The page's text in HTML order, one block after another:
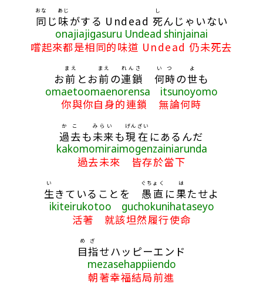
同
おな
じ 味
あじ
がする Undead 死
し
んじゃいない
onajiajigasuru Undead shinjainai
嚐起來都是相同的味道 Undead 仍未死去
お前
まえ
とお前
まえ
の連鎖
れんさ
何時
いつ
の世
よ
も
omaetoomaenorensa itsunoyomo
你與你自身的連鎖 無論何時
過去
かこ
も未来
みらい
も現在
げんざい
にあるんだ
kakomomiraimogenzainiarunda
過去未來 皆存於當下
生
い
きていることを 愚直
ぐちょく
に果
は
たせよ
ikiteirukotoo guchokunihataseyo
活著 就該坦然履行使命
目指
めざ
せハッピーエンド
mezasehappiiendo
朝著幸福結局前進